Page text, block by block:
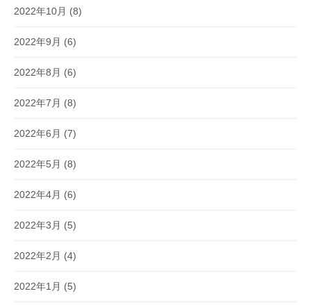
2022年10月 (8)
2022年9月 (6)
2022年8月 (6)
2022年7月 (8)
2022年6月 (7)
2022年5月 (8)
2022年4月 (6)
2022年3月 (5)
2022年2月 (4)
2022年1月 (5)